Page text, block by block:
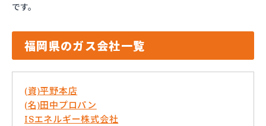
です。
福岡県のガス会社一覧
(資)平野本店
(名)田中プロパン
ISエネルギー株式会社